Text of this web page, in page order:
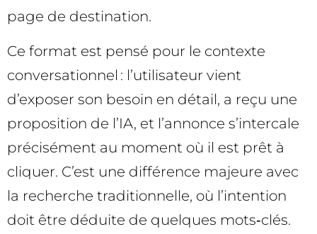
page de destination.
Ce format est pensé pour le contexte
conversationnel : l’utilisateur vient
d’exposer son besoin en détail, a reçu une
proposition de l’IA, et l’annonce s’intercale
précisément au moment où il est prêt à
cliquer. C’est une différence majeure avec
la recherche traditionnelle, où l’intention
doit être déduite de quelques mots‑clés.